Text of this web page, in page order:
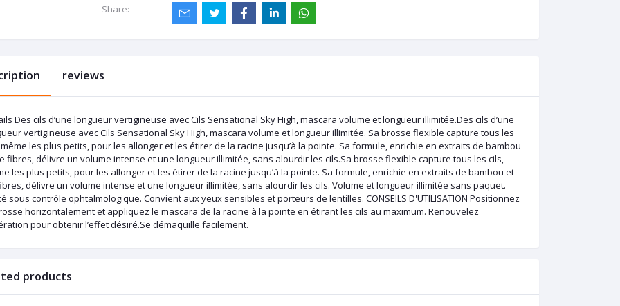
Share:
reviews
Des cils d’une longueur vertigineuse avec Cils Sensational Sky High, mascara volume et longueur illimitée.Des cils d’une
vertigineuse avec Cils Sensational Sky High, mascara volume et longueur illimitée. Sa brosse flexible capture tous les
les plus petits, pour les allonger et les étirer de la racine jusqu’à la pointe. Sa formule, enrichie en extraits de bambou
fibres, délivre un volume intense et une longueur illimitée, sans alourdir les cils.Sa brosse flexible capture tous les cils,
les plus petits, pour les allonger et les étirer de la racine jusqu’à la pointe. Sa formule, enrichie en extraits de bambou et
délivre un volume intense et une longueur illimitée, sans alourdir les cils. Volume et longueur illimitée sans paquet.
sous contrôle ophtalmologique. Convient aux yeux sensibles et porteurs de lentilles. CONSEILS D'UTILISATION Positionnez
horizontalement et appliquez le mascara de la racine à la pointe en étirant les cils au maximum. Renouvelez
pour obtenir l’effet désiré.Se démaquille facilement.
products